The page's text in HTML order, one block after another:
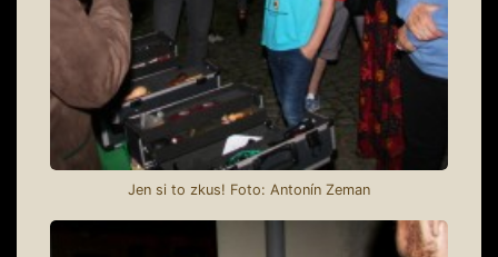
Jen si to zkus! Foto: Antonín Zeman